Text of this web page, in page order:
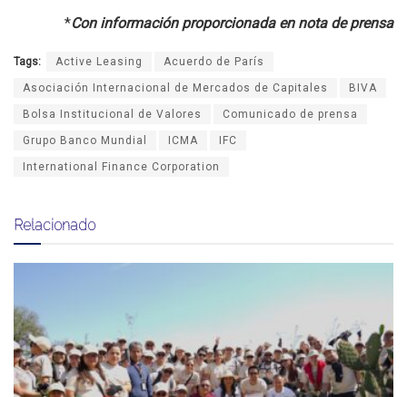
*Con información proporcionada en nota de prensa
Tags: Active Leasing Acuerdo de París
Asociación Internacional de Mercados de Capitales BIVA
Bolsa Institucional de Valores Comunicado de prensa
Grupo Banco Mundial ICMA IFC
International Finance Corporation
Relacionado